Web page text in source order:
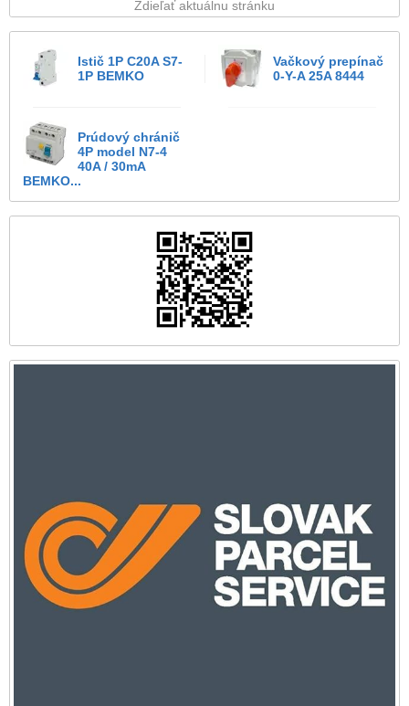
Zdieľať aktuálnu stránku
Istič 1P C20A S7-
1P BEMKO
Vačkový prepínač
0-Y-A 25A 8444
Prúdový chránič
4P model N7-4
40A / 30mA
BEMKO...